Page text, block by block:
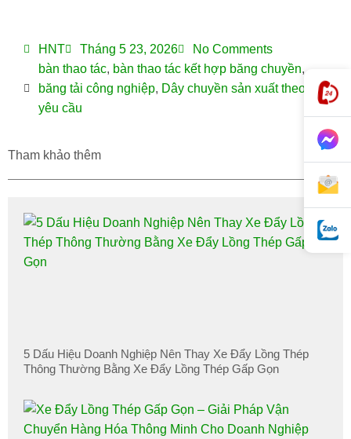
HNT Tháng 5 23, 2026
No Comments
bàn thao tác, bàn thao tác kết hợp băng chuyền,
băng tải công nghiệp, Dây chuyền sản xuất theo
yêu cầu
Tham khảo thêm
5 Dấu Hiệu Doanh Nghiệp Nên Thay Xe Đẩy Lồng Thép
Thông Thường Bằng Xe Đẩy Lồng Thép Gấp Gọn